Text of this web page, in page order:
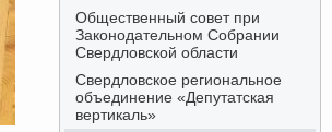
Общественный совет при
Законодательном Собрании
Свердловской области
Свердловское региональное
объединение «Депутатская
вертикаль»